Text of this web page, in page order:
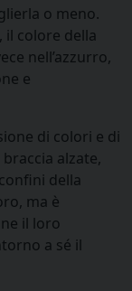
o meno.
il colore della
nell’azzurro,
e
di colori e di
alzate,
della
ma è
il loro
a sé il